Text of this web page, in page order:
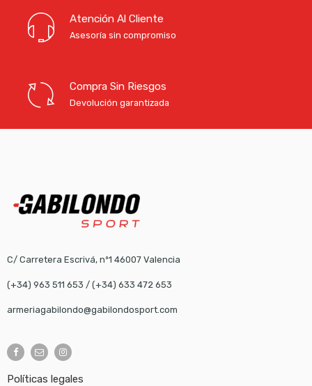
Atención Al Cliente
Asesoría sin compromiso
Compra Sin Riesgos
Devolución garantizada
C/ Carretera Escrivá, nº1 46007 Valencia
(+34) 963 511 653 / (+34) 633 472 653
armeriagabilondo@gabilondosport.com
Políticas legales